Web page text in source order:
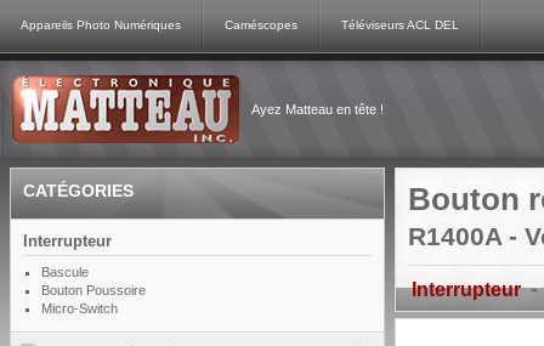
Appareils Photo Numériques Caméscopes Téléviseurs ACL DEL
Ayez Matteau en tête !
Bouton
R1400A -
Interrupteur-
CATÉGORIES
Interrupteur
Bascule
Bouton Poussoire
Micro-Switch